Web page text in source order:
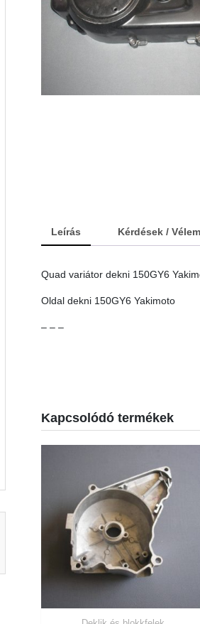
Leírás Kérdések /
Quad variátor dekni 150GY6
Oldal dekni 150GY6 Yakimoto
– – –
Kapcsolódó termékek